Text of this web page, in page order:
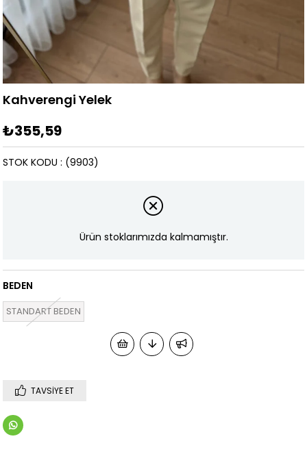
Kahverengi Yelek
₺355,59
(9903)
STOK KODU
Ürün stoklarımızda kalmamıştır.
BEDEN
STANDART BEDEN
TAVSIYE ET